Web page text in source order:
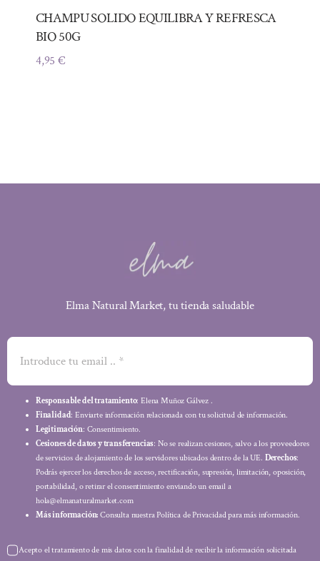
CHAMPU SOLIDO EQUILIBRA Y REFRESCA
BIO 50G
4,95€
Elma Natural Market, tu tienda saludable
Responsable del tratamiento: Elena Muñoz Gálvez .
Finalidad: Enviarte información relacionada con tu solicitud de información.
Legitimación: Consentimiento.
Cesiones de datos y transferencias: No se realizan cesiones, salvo a los proveedores
de servicios de alojamiento de los servidores ubicados dentro de la UE. Derechos:
Podrás ejercer los derechos de acceso, rectificación, supresión, limitación, oposición,
portabilidad, o retirar el consentimiento enviando un email a
hola@elmanaturalmarket.com
Más información: Consulta nuestra Política de Privacidad para más información.
Acepto el tratamiento de mis datos con la finalidad de recibir la información solicitada